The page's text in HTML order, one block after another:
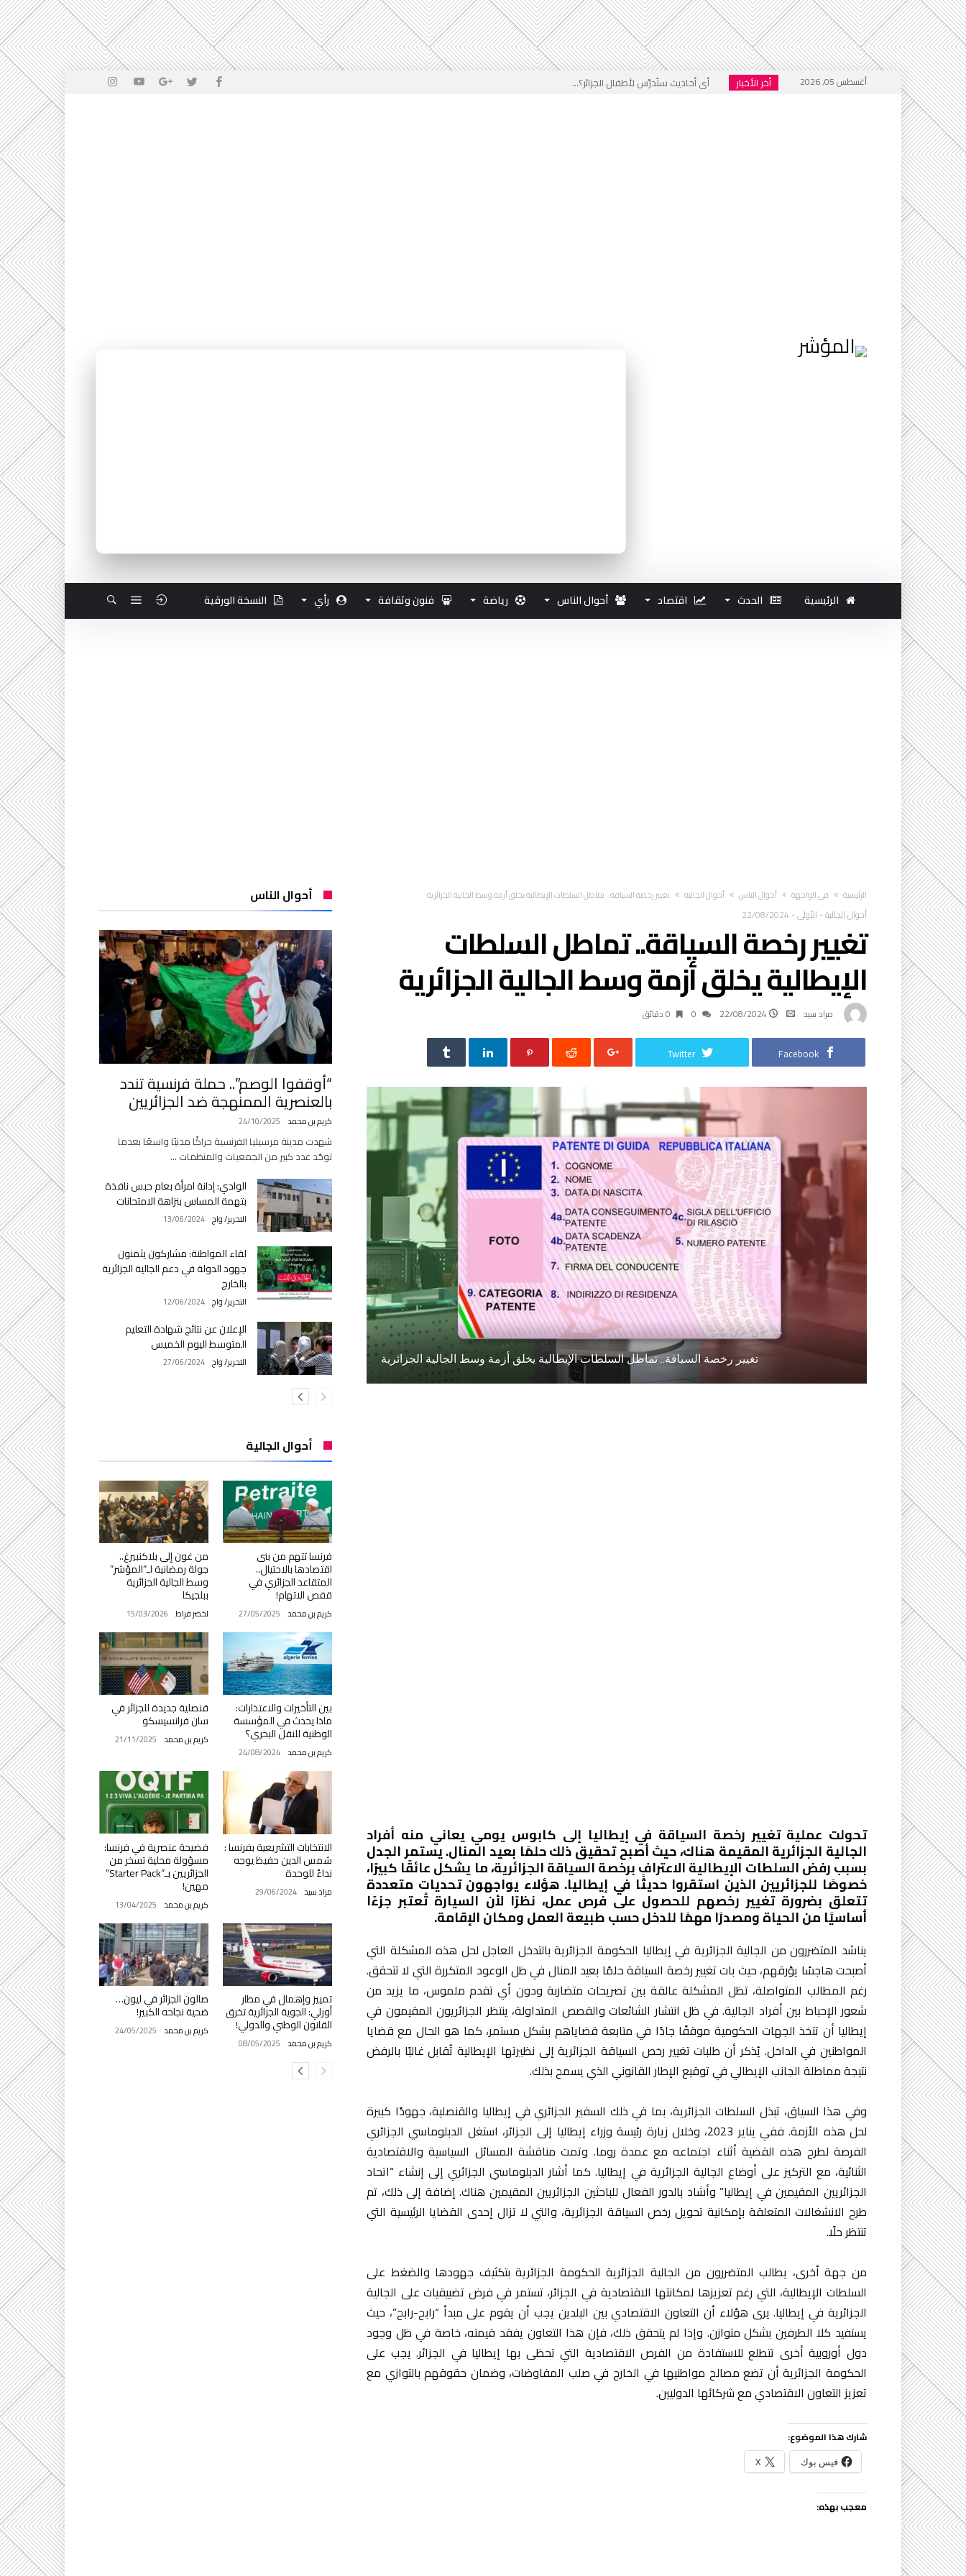
أغسطس 05, 2026 أخر الأخبار
أي أحاديث ستُدرَّس لأطفال الجزائر؟...
الرئيسية الحدث اقتصاد أحوال الناس رياضة فنون وثقافة رأي النسخة الورقية
‫الرئيسية‬ في الواجهة أحوال الناس أحوال الجالية تغيير رخصة السياقة.. تماطل السلطات الإيطالية يخلق أزمة وسط الجالية الجزائرية
أحوال الجالية- الأولى-
22/08/2024
تغيير رخصة السياقة.. تماطل السلطات
الإيطالية يخلق أزمة وسط الجالية الجزائرية
مراد سيد 22/08/2024 0 ‫دقائق‬
Facebook
Twitter
تغيير رخصة السياقة.. تماطل السلطات الإيطالية يخلق أزمة وسط الجالية الجزائرية
تحولت عملية تغيير رخصة السياقة في إيطاليا إلى كابوس يومي يعاني منه أفراد
الجالية الجزائرية المقيمة هناك، حيث أصبح تحقيق ذلك حلمًا بعيد المنال. يستمر الجدل
بسبب رفض السلطات الإيطالية الاعتراف برخصة السياقة الجزائرية، ما يشكل عائقًا كبيرًا،
خصوصًا للجزائريين الذين استقروا حديثًا في إيطاليا. هؤلاء يواجهون تحديات متعددة
تتعلق بضرورة تغيير رخصهم للحصول على فرص عمل، نظرًا لأن السيارة تُعتبر جزءًا
أساسيًا من الحياة ومصدرًا مهمًا للدخل حسب طبيعة العمل ومكان الإقامة.
يناشد المتضررون من الجالية الجزائرية في إيطاليا الحكومة الجزائرية بالتدخل العاجل لحل هذه المشكلة التي
أصبحت هاجسًا يؤرقهم، حيث بات تغيير رخصة السياقة حلمًا بعيد المنال في ظل الوعود المتكررة التي لا تتحقق.
رغم المطالب المتواصلة، تظل المشكلة عالقة بين تصريحات متضاربة ودون أي تقدم ملموس، ما يزيد من
شعور الإحباط بين أفراد الجالية. في ظل انتشار الشائعات والقصص المتداولة، ينتظر الجزائريون المقيمون في
إيطاليا أن تتخذ الجهات الحكومية موقفًا جادًا في متابعة قضاياهم بشكل مستمر، كما هو الحال مع قضايا
المواطنين في الداخل. يُذكر أن طلبات تغيير رخص السياقة الجزائرية إلى نظيرتها الإيطالية تُقابل غالبًا بالرفض
نتيجة مماطلة الجانب الإيطالي في توقيع الإطار القانوني الذي يسمح بذلك.
وفي هذا السياق، تبذل السلطات الجزائرية، بما في ذلك السفير الجزائري في إيطاليا والقنصلية، جهودًا كبيرة
لحل هذه الأزمة. ففي يناير 2023، وخلال زيارة رئيسة وزراء إيطاليا إلى الجزائر، استغل الدبلوماسي الجزائري
الفرصة لطرح هذه القضية أثناء اجتماعه مع عمدة روما. وتمت مناقشة المسائل السياسية والاقتصادية
الثنائية، مع التركيز على أوضاع الجالية الجزائرية في إيطاليا. كما أشار الدبلوماسي الجزائري إلى إنشاء “اتحاد
الجزائريين المقيمين في إيطاليا” وأشاد بالدور الفعال للباحثين الجزائريين المقيمين هناك. إضافة إلى ذلك، تم
طرح الانشغالات المتعلقة بإمكانية تحويل رخص السياقة الجزائرية، والتي لا تزال إحدى القضايا الرئيسية التي
تنتظر حلًا.
من جهة أخرى، يطالب المتضررون من الجالية الجزائرية الحكومة الجزائرية بتكثيف جهودها والضغط على
السلطات الإيطالية، التي رغم تعزيزها لمكانتها الاقتصادية في الجزائر، تستمر في فرض تضييقيات على الجالية
الجزائرية في إيطاليا. يرى هؤلاء أن التعاون الاقتصادي بين البلدين يجب أن يقوم على مبدأ “رابح-رابح”، حيث
يستفيد كلا الطرفين بشكل متوازن. وإذا لم يتحقق ذلك، فإن هذا التعاون يفقد قيمته، خاصة في ظل وجود
دول أوروبية أخرى تتطلع للاستفادة من الفرص الاقتصادية التي تحظى بها إيطاليا في الجزائر. يجب على
الحكومة الجزائرية أن تضع مصالح مواطنيها في الخارج في صلب المفاوضات، وضمان حقوقهم بالتوازي مع
تعزيز التعاون الاقتصادي مع شركائها الدوليين.
شارك هذا الموضوع:
فيس بوك X
معجب بهذه:
أحوال الناس
“أوقفوا الوصم”.. حملة فرنسية تندد
بالعنصرية الممنهجة ضد الجزائريين
كريم بن محمد 24/10/2025
شهدت مدينة مرسيليا الفرنسية حراكًا مدنيًا واسعًا بعدما
توحّد عدد كبير من الجمعيات والمنظمات …
الوادي: إدانة امرأة بعام حبس نافذة
بتهمة المساس بنزاهة الامتحانات
التحرير/ واج 13/06/2024
لقاء المواطنة: مشاركون يثمنون
جهود الدولة في دعم الجالية الجزائرية
بالخارج
التحرير/ واج 12/06/2024
الإعلان عن نتائج شهادة التعليم
المتوسط اليوم الخميس
التحرير/ واج 27/06/2024
أحوال الجالية
من غون إلى بلاكنبيرغ..
جولة رمضانية لـ”المؤشر”
وسط الجالية الجزائرية
ببلجيكا
لخضر فراط 15/03/2026
فرنسا تتهم من بنى
اقتصادها بالاحتيال..
المتقاعد الجزائري في
قفص الاتهام!
كريم بن محمد 27/05/2025
قنصلية جديدة للجزائر في
سان فرانسيسكو
كريم بن محمد 21/11/2025
بين التأخيرات والاعتذارات:
ماذا يحدث في المؤسسة
الوطنية للنقل البحري؟
كريم بن محمد 24/08/2024
فضيحة عنصرية في فرنسا:
مسؤولة محلية تسخر من
الجزائريين بـ”Starter Pack”
مهين!
كريم بن محمد 13/04/2025
الانتخابات التشريعية بفرنسا :
شمس الدين حفيظ يوجه
نداءً للوحدة
مراد سيد 29/06/2024
صالون الجزائر في ليون…
ضحية نجاحه الكبير!
كريم بن محمد 24/05/2025
تمييز وإهمال في مطار
أورلي: الجوية الجزائرية تخرق
القانون الوطني والدولي!
كريم بن محمد 08/05/2025